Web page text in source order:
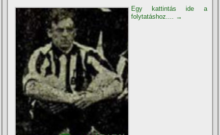
Egy kattintás ide a
folytatáshoz....
→